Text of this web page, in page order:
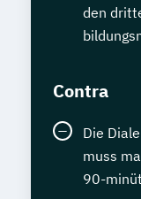
den
Contra
Die
muss
90-